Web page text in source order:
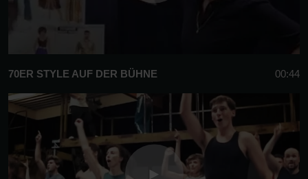
70ER STYLE AUF DER BÜHNE 00:44